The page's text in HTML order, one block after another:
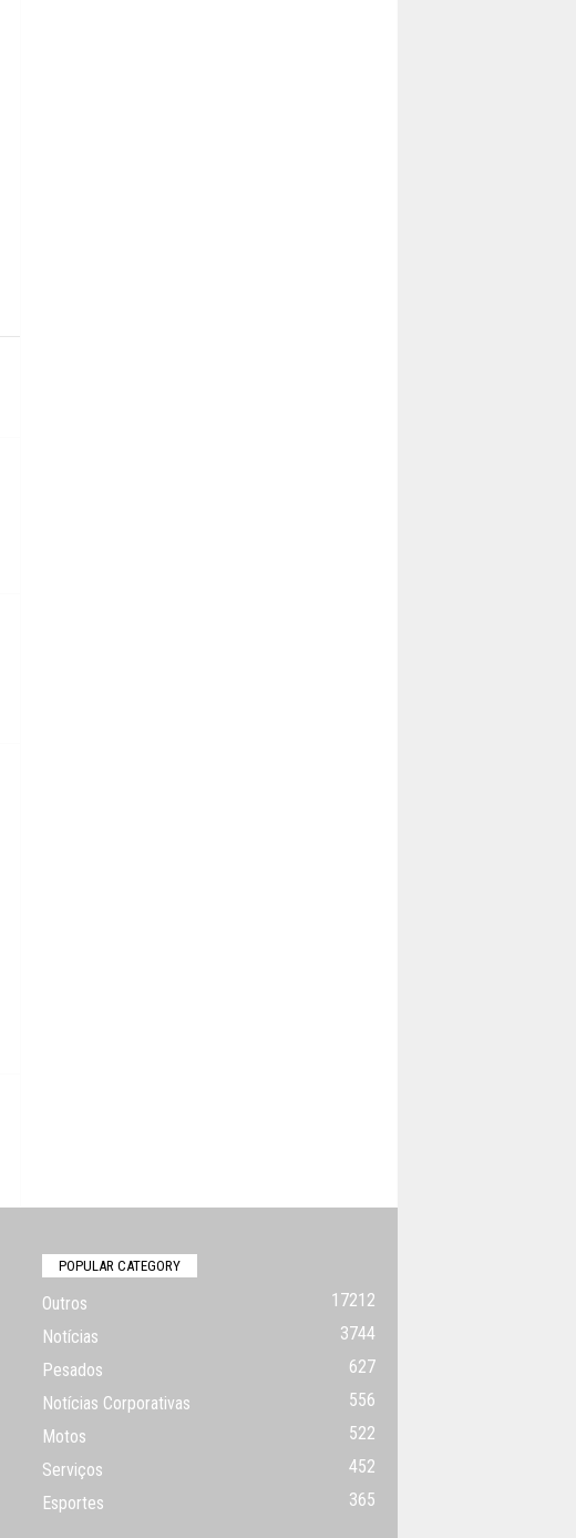
POPULAR CATEGORY
Outros
17212
Notícias
3744
Pesados
627
Notícias Corporativas
556
Motos
522
Serviços
452
Esportes
365